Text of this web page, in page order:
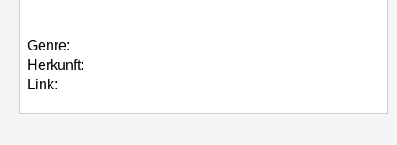
Genre:
Herkunft:
Link: